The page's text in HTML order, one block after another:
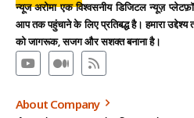
न्यूज अरोमा एक विश्वसनीय डिजिटल न्यूज़
आप तक पहुंचाने के लिए प्रतिबद्ध है। हमारा
को जागरूक, सजग और सशक्त बनाना है।
About Company